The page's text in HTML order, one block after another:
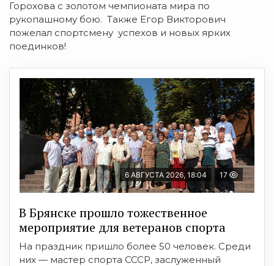
Горохова с золотом чемпионата мира по
рукопашному бою. Также Егор Викторович
пожелал спортсмену успехов и новых ярких
поединков!
6 АВГУСТА 2026, 18:04 17
В Брянске прошло тожественное
мероприятие для ветеранов спорта
На праздник пришло более 50 человек. Среди
них — мастер спорта СССР, заслуженный